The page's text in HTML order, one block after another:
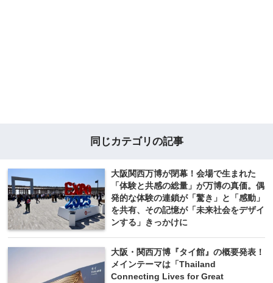
同じカテゴリの記事
大阪関西万博が閉幕！会場で生まれた
「体験と共感の総量」が万博の真価。偶
発的な体験の連鎖が「驚き」と「感動」
を共有、その記憶が「未来社会をデザイ
ンする」きっかけに
大阪・関西万博『タイ館』の概要発表！
メインテーマは「Thailand
Connecting Lives for Great